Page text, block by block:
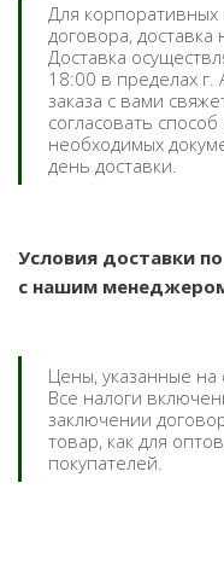
Для
договора,
Доставка
18:00 в пределах
заказа с вами
согласовать
необходимых
день доставки.
Условия доставки
с нашим
Цены, указанные
Все налоги
заключении
товар, как для
покупателей.